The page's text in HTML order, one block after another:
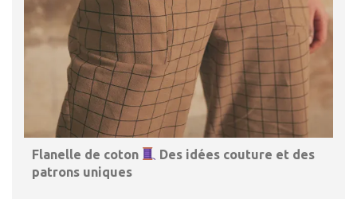
Flanelle de coton
Des idées couture et des
patrons uniques